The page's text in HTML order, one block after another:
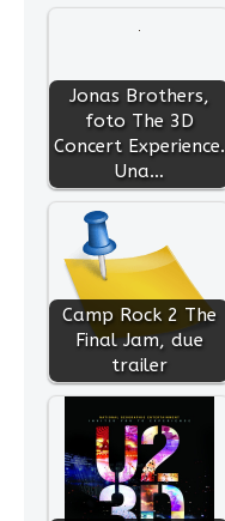
Jonas Brothers,
foto The 3D
Concert Experience.
Una…
Camp Rock 2 The
Final Jam, due
trailer